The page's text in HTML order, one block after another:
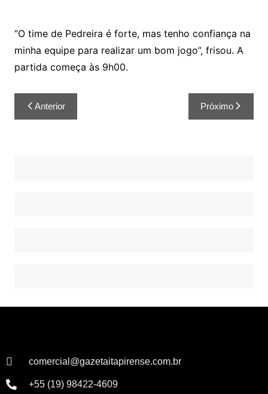
“O time de Pedreira é forte, mas tenho confiança na
minha equipe para realizar um bom jogo”, frisou. A
partida começa às 9h00.
Anterior Próximo
comercial@gazetaitapirense.com.br
+55 (19) 98422-4609